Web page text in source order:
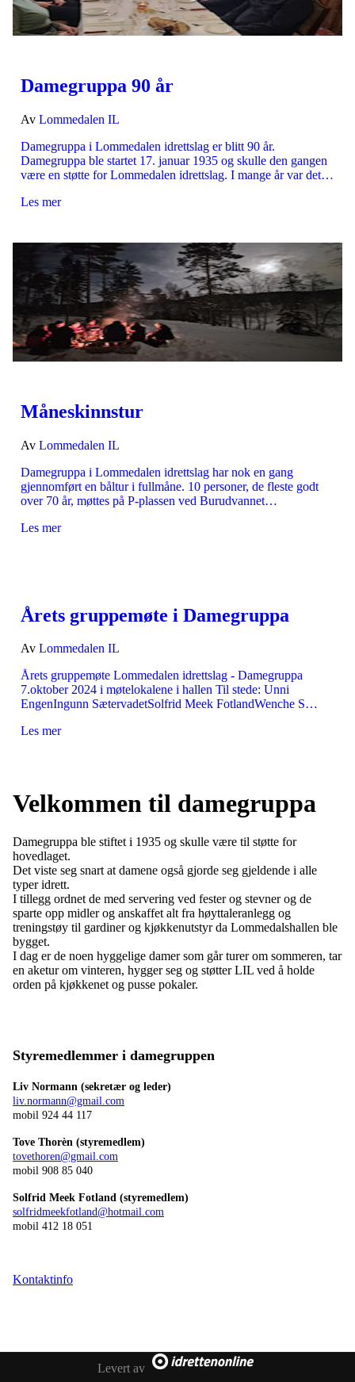
Damegruppa 90 år
Av Lommedalen IL
Damegruppa i Lommedalen idrettslag er blitt 90 år.
Damegruppa ble startet 17. januar 1935 og skulle den gangen
være en støtte for Lommedalen idrettslag. I mange år var det…
Les mer
Måneskinnstur
Av Lommedalen IL
Damegruppa i Lommedalen idrettslag har nok en gang
gjennomført en båltur i fullmåne. 10 personer, de fleste godt
over 70 år, møttes på P-plassen ved Burudvannet…
Les mer
Årets gruppemøte i Damegruppa
Av Lommedalen IL
Årets gruppemøte Lommedalen idrettslag - Damegruppa
7.oktober 2024 i møtelokalene i hallen Til stede: Unni
EngenIngunn SætervadetSolfrid Meek FotlandWenche S…
Les mer
Velkommen til damegruppa
Damegruppa ble stiftet i 1935 og skulle være til støtte for
hovedlaget.
Det viste seg snart at damene også gjorde seg gjeldende i alle
typer idrett.
I tillegg ordnet de med servering ved fester og stevner og de
sparte opp midler og anskaffet alt fra høyttaleranlegg og
treningstøy til gardiner og kjøkkenutstyr da Lommedalshallen ble
bygget.
I dag er de noen hyggelige damer som går turer om sommeren, tar
en aketur om vinteren, hygger seg og støtter LIL ved å holde
orden på kjøkkenet og pusse pokaler.
Styremedlemmer i damegruppen
Liv Normann (sekretær og leder)
liv.normann@gmail.com
mobil 924 44 117
Tove Thorèn (styremedlem)
tovethoren@gmail.com
mobil 908 85 040
Solfrid Meek Fotland (styremedlem)
solfridmeekfotland@hotmail.com
mobil 412 18 051
Kontaktinfo
Levert av